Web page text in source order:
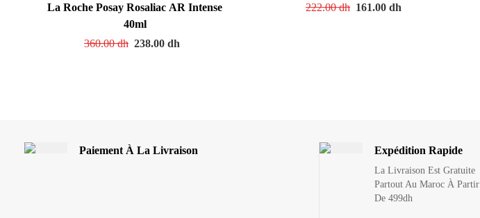
La Roche Posay Rosaliac AR Intense
40ml
360.00dh 238.00dh
222.00dh 161.00 dh
Paiement À La Livraison Expédition Rapide
La Livraison Est Gratuite
Partout Au Maroc À Partir
De 499dh